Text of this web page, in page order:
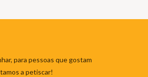
para pessoas que gostam
a petiscar!